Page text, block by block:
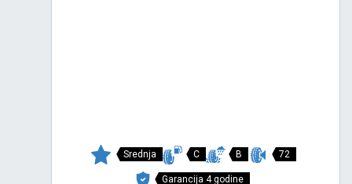
Srednja C B 72
Garancija 4 godine